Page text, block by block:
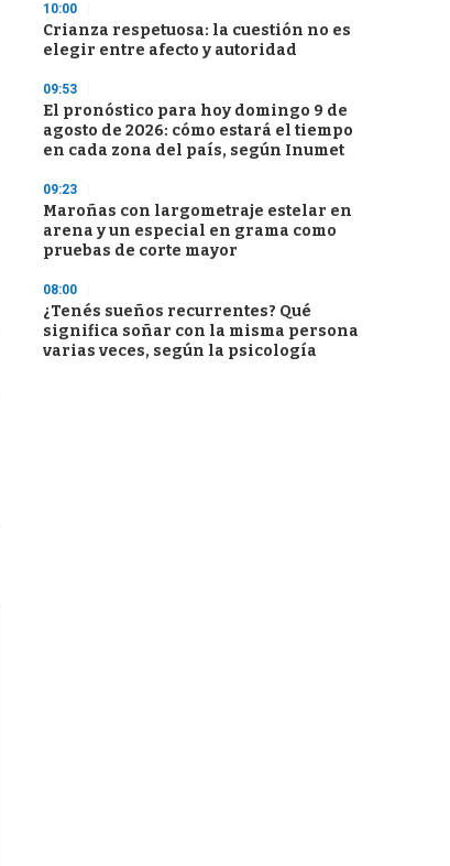
10:00
Crianza respetuosa: la cuestión no es
elegir entre afecto y autoridad
09:53
El pronóstico para hoy domingo 9 de
agosto de 2026: cómo estará el tiempo
en cada zona del país, según Inumet
09:23
Maroñas con largometraje estelar en
arena y un especial en grama como
pruebas de corte mayor
08:00
¿Tenés sueños recurrentes? Qué
significa soñar con la misma persona
varias veces, según la psicología